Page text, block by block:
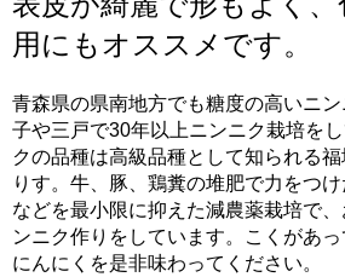
用にもオススメです。
青森県の県南地方でも糖度の高いニ
子や三戸で30年以上ニンニク栽培を
クの品種は高級品種として知られる
りす。牛、豚、鶏糞の堆肥で力をつ
などを最小限に抑えた減農薬栽培で
ンニク作りをしています。こくがあ
にんにくを是非味わってください。